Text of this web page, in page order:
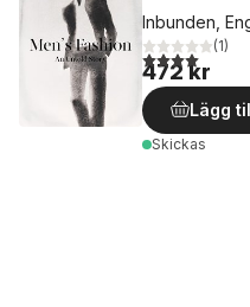
Inbunden,
4,0utav 5(1)
472 kr
Lägg
Skickas